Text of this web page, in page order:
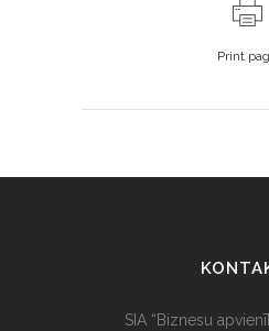
Print
SIA “Biznesu